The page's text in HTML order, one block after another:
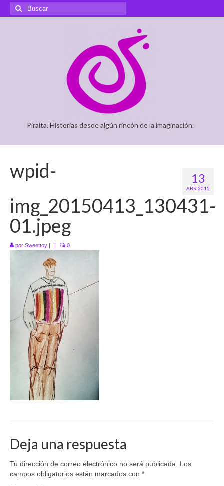
Buscar
por:
Piraita. Historias desde algún rincón de la imaginación.
13
ABR 2015
wpid-
img_20150413_130431-
01.jpeg
por Sweettoy | | 0
Deja una respuesta
Tu dirección de correo electrónico no será publicada.
Los
campos obligatorios están marcados con *